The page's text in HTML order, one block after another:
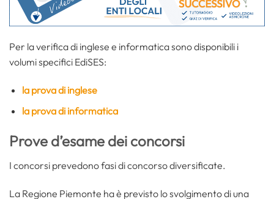
Per la verifica di inglese e informatica sono disponibili i
volumi specifici EdiSES:
la prova di inglese
la prova di informatica
Prove d’esame dei concorsi
I concorsi prevedono fasi di concorso diversificate.
La Regione Piemonte ha è previsto lo svolgimento di una